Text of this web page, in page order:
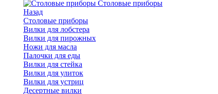
Cтоловые приборы
Назад
Cтоловые приборы
Вилки для лобстера
Вилки для пирожных
Ножи для масла
Палочки для еды
Вилки для стейка
Вилки для улиток
Вилки для устриц
Десертные вилки